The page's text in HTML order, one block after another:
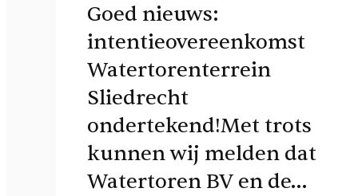
Goed nieuws:
intentieovereenkomst
Watertorenterrein
Sliedrecht
ondertekend!Met trots
kunnen wij melden dat
Watertoren BV en de…